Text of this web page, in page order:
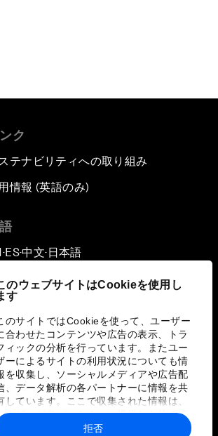
のウェブサイトはCookieを使用し
す
のサイトではCookieを使って、ユーザー
合わせたコンテンツや広告の表示、トラ
ィックの分析を行っています。またユー
ーによるサイトの利用状況についても情
を収集し、ソーシャルメディアや広告配
、データ解析の各パートナーに情報を共
しています。ここで収集された情報は、
ユーザーが各パートナーに提供した他の情
や各パートナーのサービスを使用した際
拒否
ク
テナビリティへの取り組み
情報 (英語のみ)
▪ ES▪中文▪ 日本語